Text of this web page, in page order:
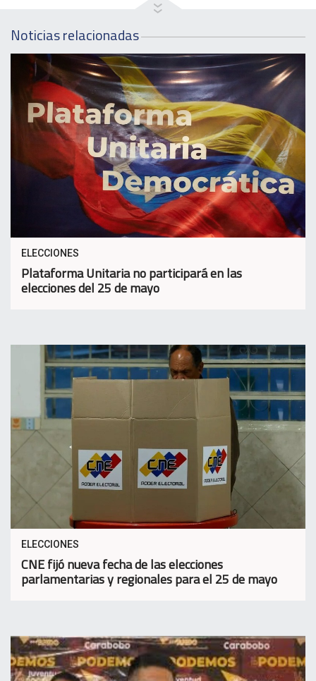
Noticias relacionadas
ELECCIONES
Plataforma Unitaria no participará en las
elecciones del 25 de mayo
ELECCIONES
CNE fijó nueva fecha de las elecciones
parlamentarias y regionales para el 25 de mayo